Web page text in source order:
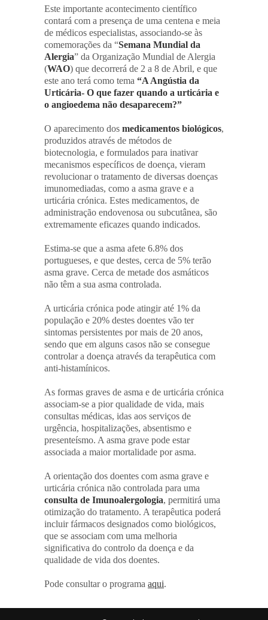
Este importante acontecimento científico
contará com a presença de uma centena e meia
de médicos especialistas, associando-se às
comemorações da “Semana Mundial da
Alergia” da Organização Mundial de Alergia
(WAO) que decorrerá de 2 a 8 de Abril, e que
este ano terá como tema “A Angústia da
Urticária- O que fazer quando a urticária e
o angioedema não desaparecem?”
O aparecimento dos medicamentos biológicos,
produzidos através de métodos de
biotecnologia, e formulados para inativar
mecanismos específicos de doença, vieram
revolucionar o tratamento de diversas doenças
imunomediadas, como a asma grave e a
urticária crónica. Estes medicamentos, de
administração endovenosa ou subcutânea, são
extremamente eficazes quando indicados.
Estima-se que a asma afete 6.8% dos
portugueses, e que destes, cerca de 5% terão
asma grave. Cerca de metade dos asmáticos
não têm a sua asma controlada.
A urticária crónica pode atingir até 1% da
população e 20% destes doentes vão ter
sintomas persistentes por mais de 20 anos,
sendo que em alguns casos não se consegue
controlar a doença através da terapêutica com
anti-histamínicos.
As formas graves de asma e de urticária crónica
associam-se a pior qualidade de vida, mais
consultas médicas, idas aos serviços de
urgência, hospitalizações, absentismo e
presenteísmo. A asma grave pode estar
associada a maior mortalidade por asma.
A orientação dos doentes com asma grave e
urticária crónica não controlada para uma
consulta de Imunoalergologia, permitirá uma
otimização do tratamento. A terapêutica poderá
incluir fármacos designados como biológicos,
que se associam com uma melhoria
significativa do controlo da doença e da
qualidade de vida dos doentes.
Pode consultar o programa aqui.